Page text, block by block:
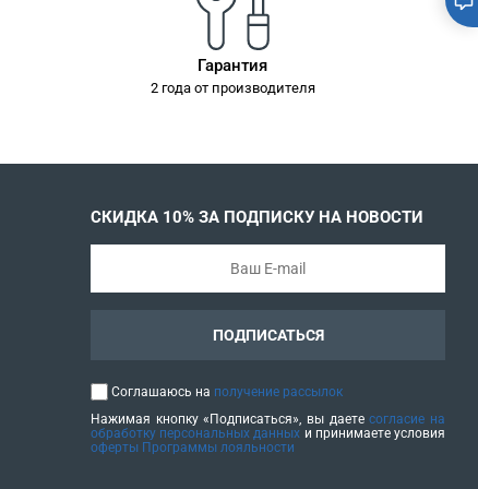
Гарантия
2 года от производителя
СКИДКА 10% ЗА ПОДПИСКУ НА НОВОСТИ
ПОДПИСАТЬСЯ
Соглашаюсь на получение рассылок
Нажимая кнопку «Подписаться», вы даетесогласие на
обработку персональных данных и принимаете условия
оферты Программы лояльности